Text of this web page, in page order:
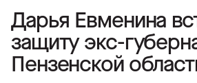
Дарья Евменина
защиту экс-
Пензенской